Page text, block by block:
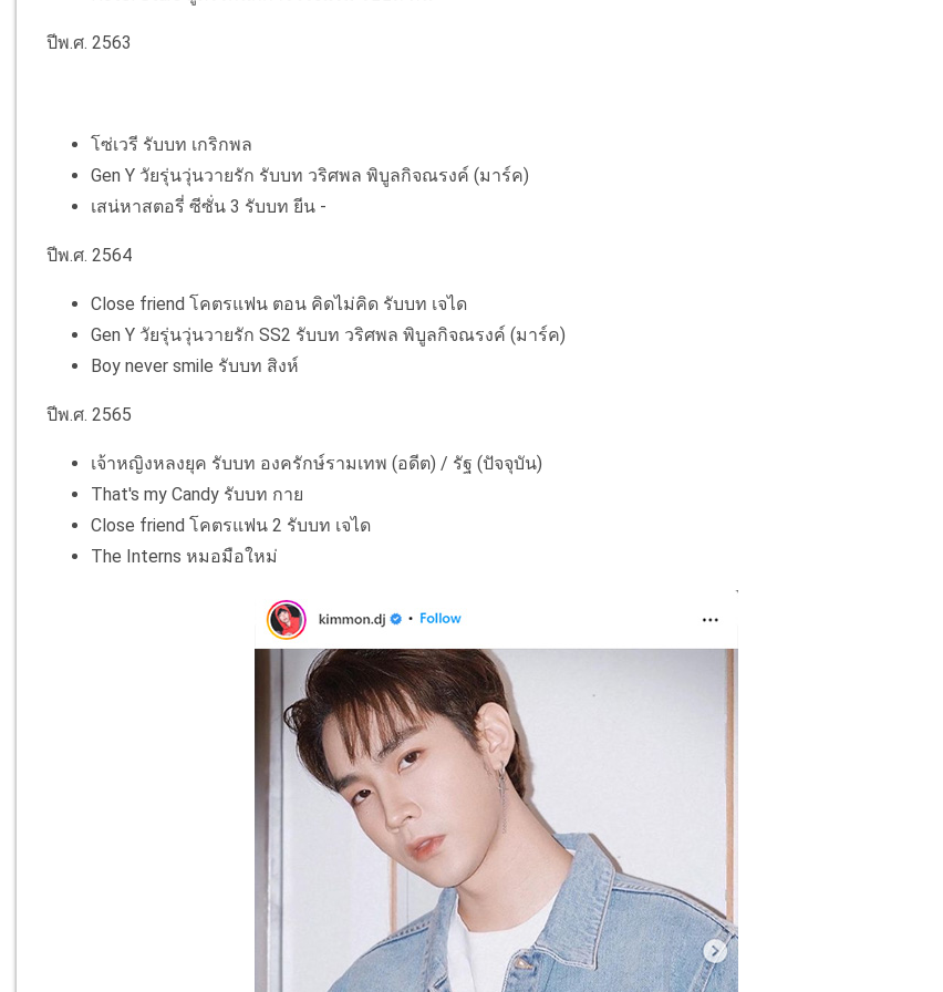
ปีพ.ศ. 2563
โซ่เวรี รับบท เกริกพล
Gen Y วัยรุ่นวุ่นวายรัก รับบท วริศพล พิบูลกิจณรงค์ (มาร์ค)
เสน่หาสตอรี่ ซีซั่น 3 รับบท ยีน -
ปีพ.ศ. 2564
Close friend โคตรแฟน ตอน คิดไม่คิด รับบท เจได
Gen Y วัยรุ่นวุ่นวายรัก SS2 รับบท วริศพล พิบูลกิจณรงค์ (มาร์ค)
Boy never smile รับบท สิงห์
ปีพ.ศ. 2565
เจ้าหญิงหลงยุค รับบท องครักษ์รามเทพ (อดีต) / รัฐ (ปัจจุบัน)
That's my Candy รับบท กาย
Close friend โคตรแฟน 2 รับบท เจได
The Interns หมอมือใหม่